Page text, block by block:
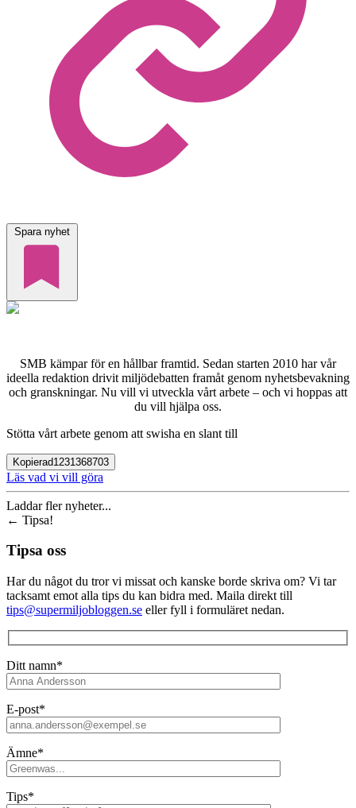
Spara nyhet
SMB kämpar för en hållbar framtid. Sedan starten 2010 har vår
ideella redaktion drivit miljödebatten framåt genom nyhetsbevakning
och granskningar. Nu vill vi utveckla vårt arbete – och vi hoppas att
du vill hjälpa oss.
Stötta vårt arbete genom att swisha en slant till
Kopierad1231368703
Läs vad vi vill göra
Laddar fler nyheter...
← Tipsa!
Tipsa oss
Har du något du tror vi missat och kanske borde skriva om? Vi tar
tacksamt emot alla tips du kan bidra med. Maila direkt till
tips@supermiljobloggen.se eller fyll i formuläret nedan.
Ditt namn*
E-post*
Ämne*
Tips*